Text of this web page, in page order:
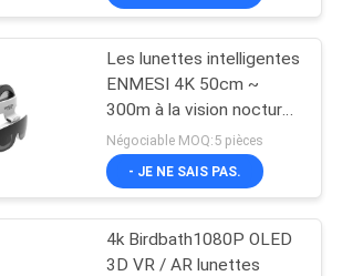
3D visuels
Les lunettes intelligentes
ENMESI 4K 50cm ~
300m à la vision nocturne
AR Infinity pour les
militaires
Négociable MOQ:5 pièces
- JE NE SAIS PAS.
4k Birdbath1080P OLED
3D VR / AR lunettes